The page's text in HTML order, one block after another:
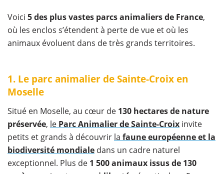
Voici 5 des plus vastes parcs animaliers de France,
où les enclos s’étendent à perte de vue et où les
animaux évoluent dans de très grands territoires.
1. Le parc animalier de Sainte-Croix en
Moselle
Situé en Moselle, au cœur de 130 hectares de nature
préservée, le Parc Animalier de Sainte-Croix invite
petits et grands à découvrir la faune européenne et la
biodiversité mondiale dans un cadre naturel
exceptionnel. Plus de 1 500 animaux issus de 130